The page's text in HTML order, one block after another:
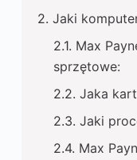
Jaki
Max
sprzętowe:
Jaka
Jaki
Max